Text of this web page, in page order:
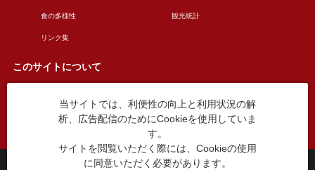
食の多様性 観光統計
リンク集
このサイトについて
このサイトについて 広告掲載について
お問い合わせ
台東区役所観光課
当サイトでは、利便性の向上と利用状況の解
析、広告配信のためにCookieを使用していま
す。
サイトを閲覧いただく際には、Cookieの使用
に同意いただく必要があります。